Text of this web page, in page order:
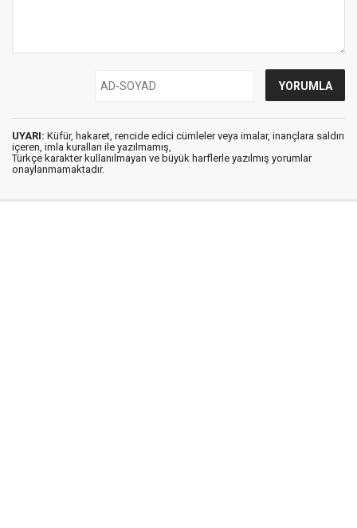
UYARI: Küfür, hakaret, rencide edici cümleler veya imalar, inançlara saldırı
içeren, imla kuralları ile yazılmamış,
Türkçe karakter kullanılmayan ve büyük harflerle yazılmış yorumlar
onaylanmamaktadır.